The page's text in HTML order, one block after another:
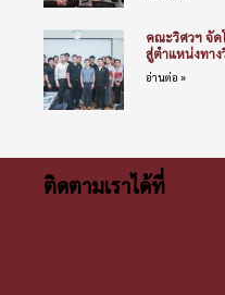
คณะวิศวฯ จัด
สู่ตำแหน่งทาง
อ่านต่อ »
ติดตามเราได้ที่